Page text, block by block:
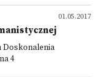
01.05.2017
Doskonalenia
4